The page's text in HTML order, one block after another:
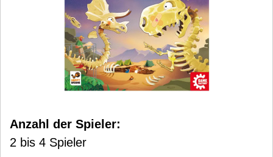
Anzahl der Spieler:
2 bis 4 Spieler